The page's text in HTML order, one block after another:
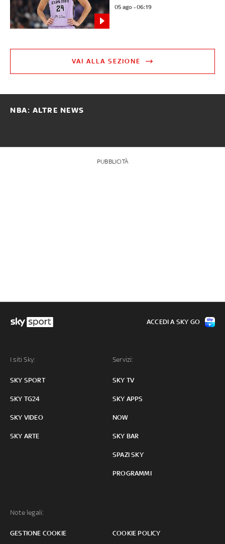
05 ago - 06:19
VAI ALLA SEZIONE
NBA: ALTRE NEWS
PUBBLICITÀ
I siti Sky:
SKY SPORT
SKY TG24
SKY VIDEO
SKY ARTE
Servizi:
SKY TV
SKY APPS
NOW
SKY BAR
SPAZI SKY
PROGRAMMI
Note legali:
GESTIONE COOKIE COOKIE POLICY
ACCEDI A SKY GO